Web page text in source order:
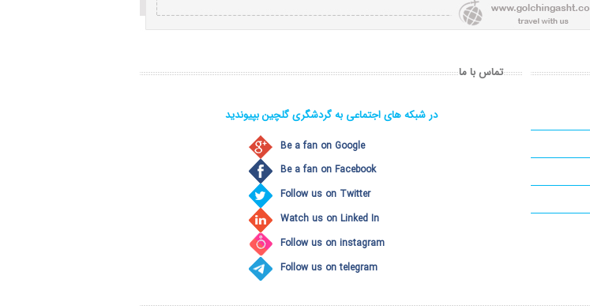
تماس با ما
در شبکه های اجتماعی به گردشگری گلچین بپیوندید
Be a fan on Google
Be a fan on Facebook
Follow us on Twitter
Watch us on Linked In
Follow us on instagram
Follow us on telegram